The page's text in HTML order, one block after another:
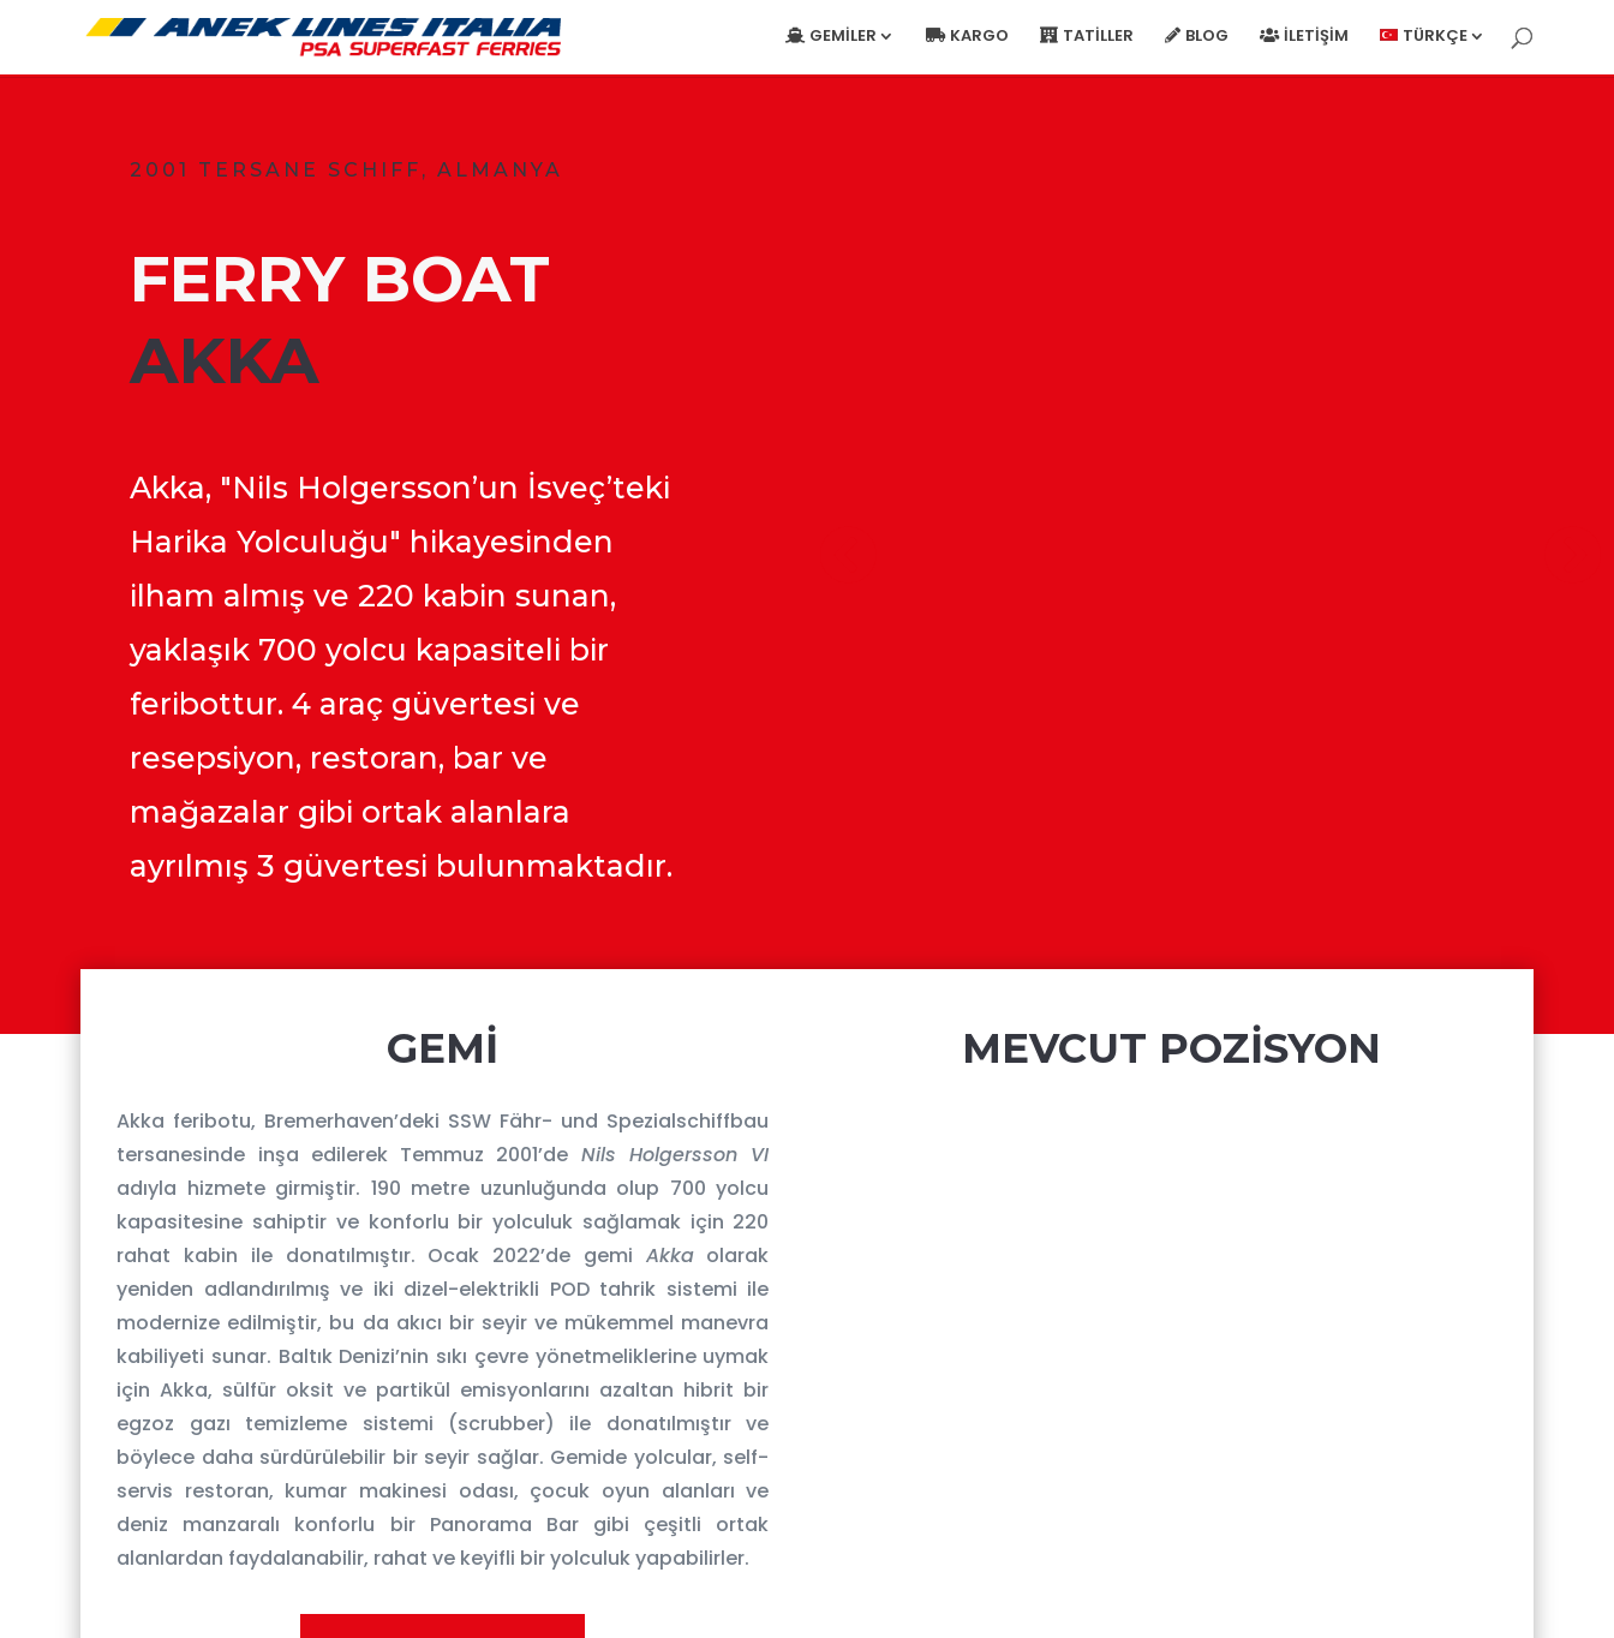
GEMILER KARGO TATILLER BLOG İLETIŞIM TÜRKÇE
2001 TERSANE SCHIFF, ALMANYA
FERRY BOAT
​AKKA
Akka, "Nils Holgersson’un İsveç’teki
Harika Yolculuğu" hikayesinden
ilham almış ve 220 kabin sunan,
yaklaşık 700 yolcu kapasiteli bir
feribottur. 4 araç güvertesi ve
resepsiyon, restoran, bar ve
mağazalar gibi ortak alanlara
ayrılmış 3 güvertesi bulunmaktadır.
​GEMİ
Akka feribotu, Bremerhaven’deki SSW Fähr- und Spezialschiffbau
tersanesinde inşa edilerek Temmuz 2001’de Nils Holgersson VI
adıyla hizmete girmiştir. 190 metre uzunluğunda olup 700 yolcu
kapasitesine sahiptir ve konforlu bir yolculuk sağlamak için 220
rahat kabin ile donatılmıştır. Ocak 2022’de gemi Akkaolarak
yeniden adlandırılmış ve iki dizel-elektrikli POD tahrik sistemi ile
modernize edilmiştir, bu da akıcı bir seyir ve mükemmel manevra
kabiliyeti sunar. Baltık Denizi’nin sıkı çevre yönetmeliklerine uymak
için Akka, sülfür oksit ve partikül emisyonlarını azaltan hibrit bir
egzoz gazı temizleme sistemi (scrubber) ile donatılmıştır ve
böylece daha sürdürülebilir bir seyir sağlar. Gemide yolcular, self-
servis restoran, kumar makinesi odası, çocuk oyun alanları ve
deniz manzaralı konforlu bir Panorama Bar gibi çeşitli ortak
alanlardan faydalanabilir, rahat ve keyifli bir yolculuk yapabilirler.
MEVCUT POZİSYON